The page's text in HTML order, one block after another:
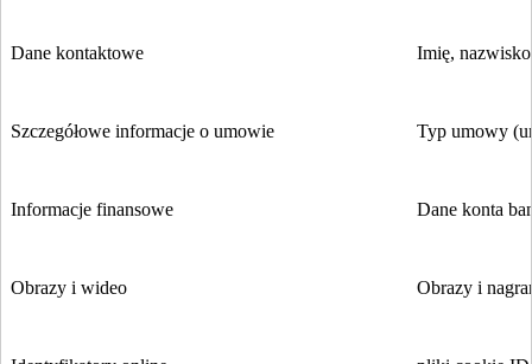
Dane kontaktowe Imię,
Szczegółowe informacje o umowie Typ umowy
Informacje finansowe Dane konta
Obrazy i wideo Obrazy i